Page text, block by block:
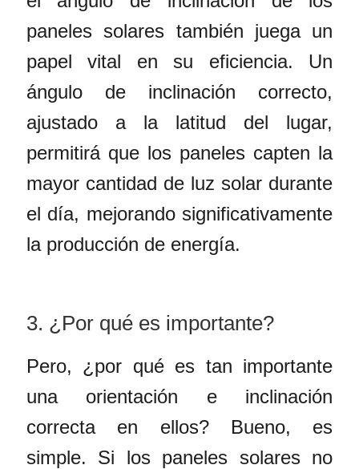
paneles solares también juega un
papel vital en su eficiencia. Un
ángulo de inclinación correcto,
ajustado a la latitud del lugar,
permitirá que los paneles capten la
mayor cantidad de luz solar durante
el día, mejorando significativamente
la producción de energía.
3. ¿Por qué es importante?
Pero, ¿por qué es tan importante
una orientación e inclinación
correcta en ellos? Bueno, es
simple. Si los paneles solares no